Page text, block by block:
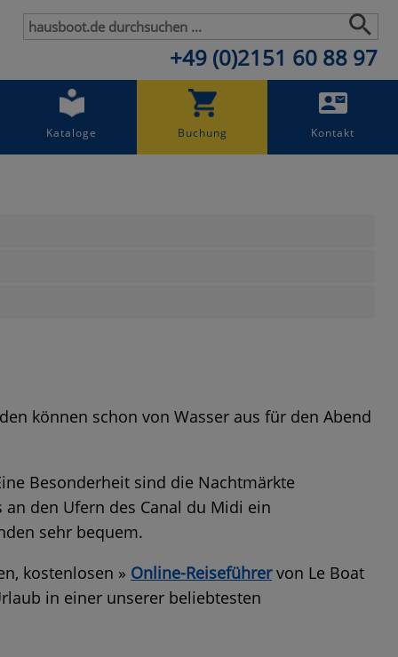
+49 (0)2151 60 88 97
Kataloge Buchung Kontakt
können schon von Wasser aus für den Abend
Besonderheit sind die Nachtmärkte
den Ufern des Canal du Midi ein
sehr bequem.
kostenlosen » Online-Reiseführervon Le Boat
in einer unserer beliebtesten